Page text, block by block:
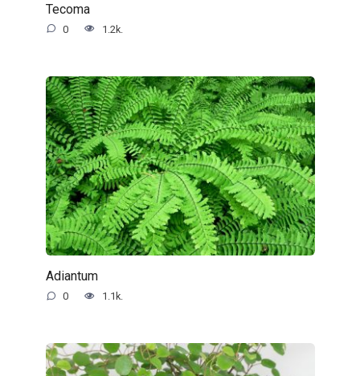
Tecoma
0 1.2k.
Adiantum
0 1.1k.